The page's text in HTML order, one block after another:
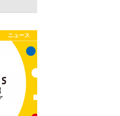
ニュース